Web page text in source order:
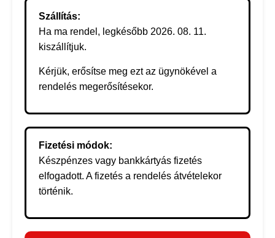
Szállítás:
Ha ma rendel, legkésőbb 2026. 08. 11.
kiszállítjuk.
Kérjük, erősítse meg ezt az ügynökével a
rendelés megerősítésekor.
Fizetési módok:
Készpénzes vagy bankkártyás fizetés
elfogadott. A fizetés a rendelés átvételekor
történik.